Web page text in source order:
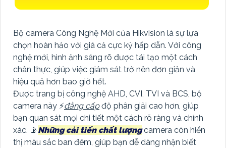
Bộ camera Công Nghệ Mới của Hikvision là sự lựa
chọn hoàn hảo với giá cả cực kỳ hấp dẫn. Với công
nghệ mới, hình ảnh sáng rõ được tái tạo một cách
chân thực, giúp việc giám sát trở nên đơn giản và
hiệu quả hơn bao giờ hết.
Được trang bị công nghệ AHD, CVI, TVI và BCS, bộ
camera này ️⚡đẳng cấpđộ phân giải cao hơn, giúp
bạn quan sát mọi chi tiết một cách rõ ràng và chính
xác. 📡 Những cải tiến chất lượngcamera còn hiển
thị màu sắc ban đêm, giúp bạn dễ dàng nhận biết